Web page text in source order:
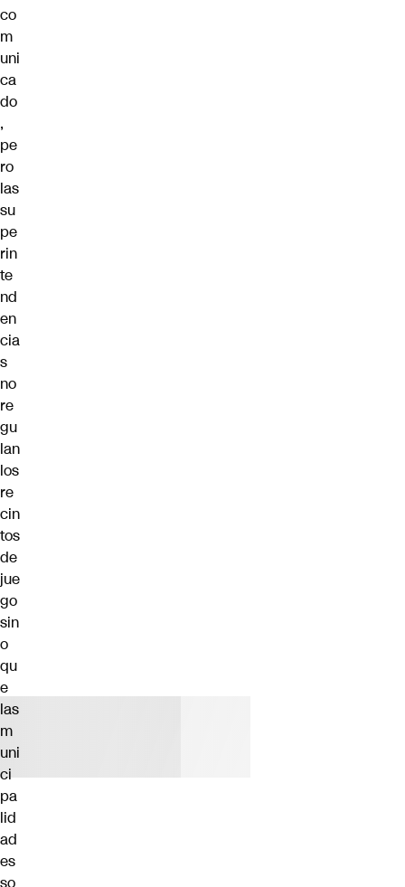
co
m
uni
ca
do
,
pe
ro
las
su
pe
rin
te
nd
en
cia
s
no
re
gu
lan
los
re
cin
tos
de
jue
go
sin
o
qu
e
las
m
uni
ci
pa
lid
ad
es
so